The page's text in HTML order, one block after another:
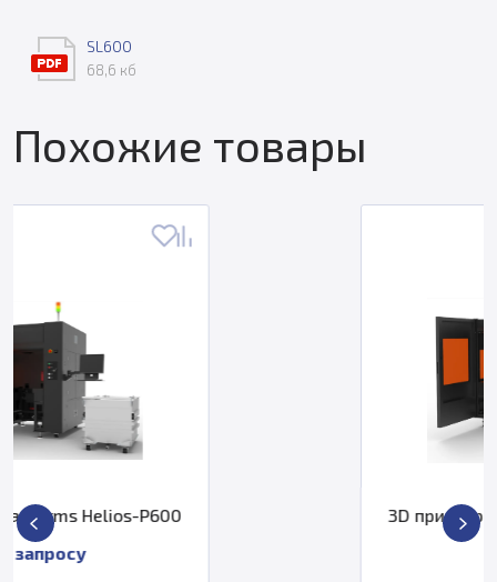
SL600
68,6 кб
Похожие товары
3D принтер Magforms Helios-P800